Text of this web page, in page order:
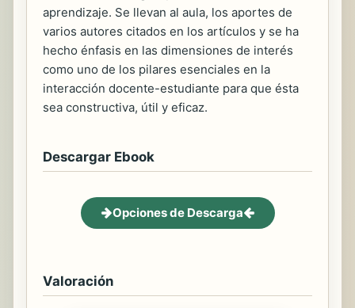
aprendizaje. Se llevan al aula, los aportes de
varios autores citados en los artículos y se ha
hecho énfasis en las dimensiones de interés
como uno de los pilares esenciales en la
interacción docente-estudiante para que ésta
sea constructiva, útil y eficaz.
Descargar Ebook
Opciones de Descarga
Valoración